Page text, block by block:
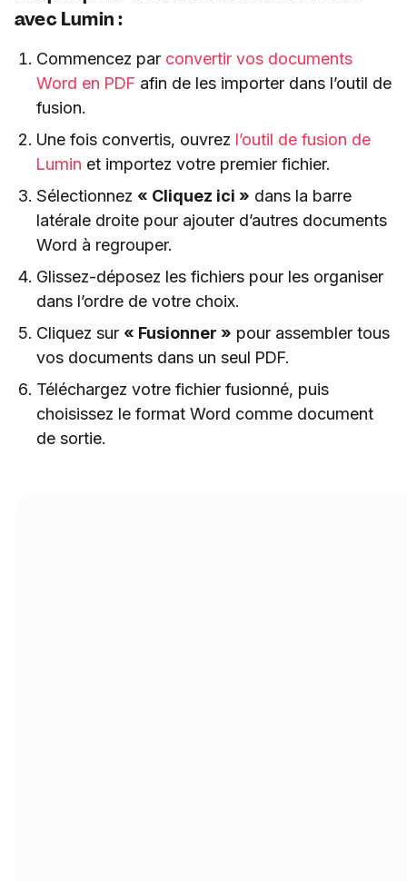
avec Lumin :
Commencez par convertir vos documents
Word en PDF afin de les importer dans l’outil de
fusion.
Une fois convertis, ouvrez l’outil de fusion de
Lumin et importez votre premier fichier.
Sélectionnez « Cliquez ici » dans la barre
latérale droite pour ajouter d’autres documents
Word à regrouper.
Glissez-déposez les fichiers pour les organiser
dans l’ordre de votre choix.
Cliquez sur « Fusionner » pour assembler tous
vos documents dans un seul PDF.
Téléchargez votre fichier fusionné, puis
choisissez le format Word comme document
de sortie.